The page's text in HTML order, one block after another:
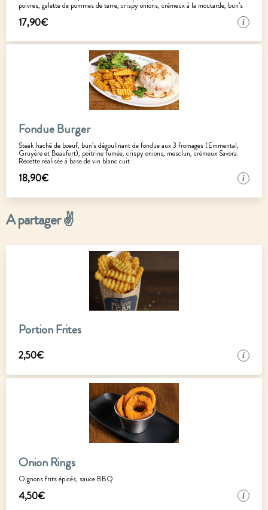
poivres, galette de pommes de terre, crispy onions, crémeux à la moutarde, bun’s
17,90€ i
Fondue Burger
Steak haché de boeuf, bun’s dégoulinant de fondue aux 3 fromages (Emmental,
Gruyère et Beaufort), poitrine fumée, crispy onions, mesclun, crémeux Savora.
Recette réalisée à base de vin blanc cuit
18,90€ i
A partager ✌
Portion Frites
2,50€ i
Onion Rings
Oignons frits épicés, sauce BBQ
4,50€ i